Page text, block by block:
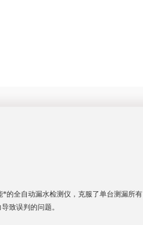
*的全自动漏水检测仪，克服了单台测漏所有
致误判的问题。